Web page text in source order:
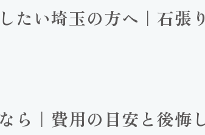
たい埼玉の方へ｜石張
ら｜費用の目安と後悔